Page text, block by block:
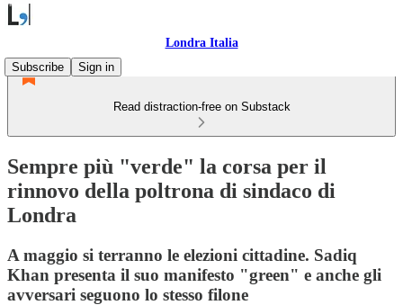
Londra Italia
Subscribe
Sign in
Read distraction-free on Substack
Sempre più "verde" la corsa per il
rinnovo della poltrona di sindaco di
Londra
A maggio si terranno le elezioni cittadine. Sadiq
Khan presenta il suo manifesto "green" e anche gli
avversari seguono lo stesso filone